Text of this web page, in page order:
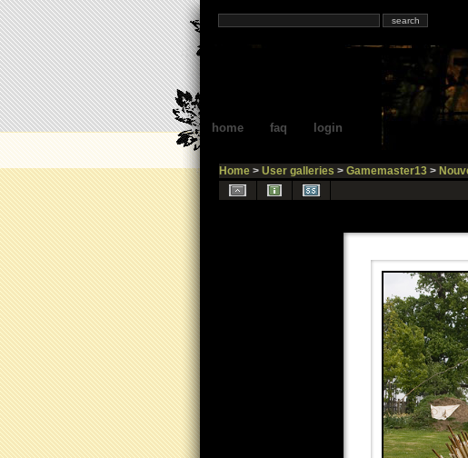
home faq login
Home> User galleries > Gamemaster13>